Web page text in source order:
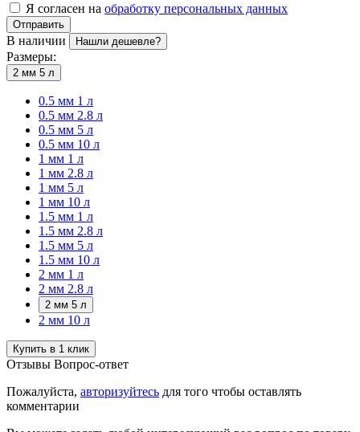
Я согласен на обработку персональных данных
Отправить
В наличии Нашли дешевле?
Размеры:
2 мм 5 л
0.5 мм 1 л
0.5 мм 2.8 л
0.5 мм 5 л
0.5 мм 10 л
1 мм 1 л
1 мм 2.8 л
1 мм 5 л
1 мм 10 л
1.5 мм 1 л
1.5 мм 2.8 л
1.5 мм 5 л
1.5 мм 10 л
2 мм 1 л
2 мм 2.8 л
2 мм 5 л
2 мм 10 л
Купить в 1 клик
Отзывы Вопрос-ответ
Пожалуйста, авторизуйтесь для того чтобы оставлять
комментарии